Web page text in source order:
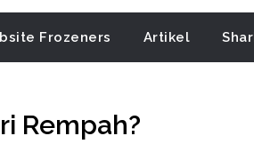
Frozeners Artikel
Rempah?